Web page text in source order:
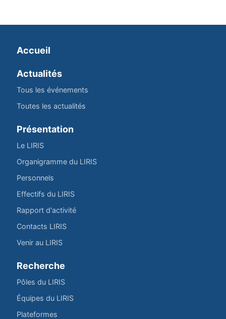
Accueil
Actualités
Tous les événements
Toutes les actualités
Présentation
Le LIRIS
Organigramme du LIRIS
Personnels
Effectifs du LIRIS
Rapport d'activité
Contacts LIRIS
Venir au LIRIS
Recherche
Pôles du LIRIS
Équipes du LIRIS
Plateformes